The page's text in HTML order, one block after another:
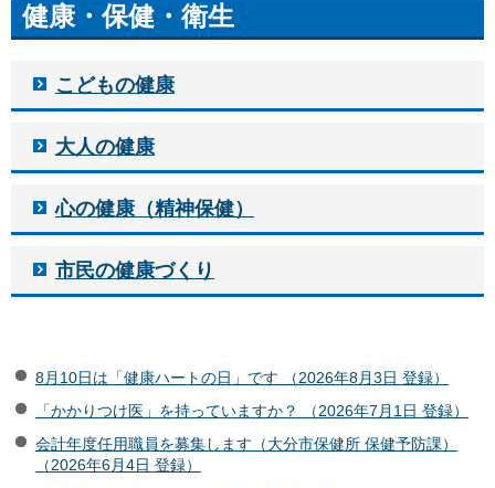
健康・保健・衛生
こどもの健康
大人の健康
心の健康（精神保健）
市民の健康づくり
8月10日は「健康ハートの日」です （2026年8月3日 登録）
「かかりつけ医」を持っていますか？ （2026年7月1日 登録）
会計年度任用職員を募集します（大分市保健所 保健予防課）
（2026年6月4日 登録）